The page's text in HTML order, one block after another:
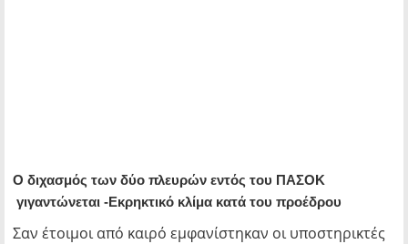
Ο διχασμός των δύο πλευρών εντός του ΠΑΣΟΚ
γιγαντώνεται -Εκρηκτικό κλίμα κατά του προέδρου
Σαν έτοιμοι από καιρό εμφανίστηκαν οι υποστηρικτές